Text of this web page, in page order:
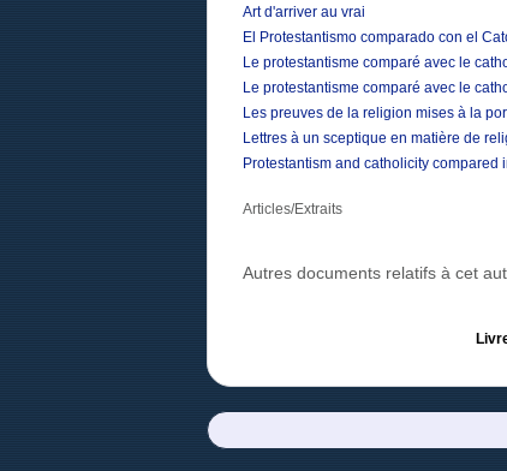
Art d'arriver au vrai
El Protestantismo comparado con el
Le protestantisme comparé avec le
Le protestantisme comparé avec le
Les preuves de la religion mises à la
Lettres à un sceptique en matière de
Protestantism and catholicity
Articles/Extraits
Autres documents relatifs à cet